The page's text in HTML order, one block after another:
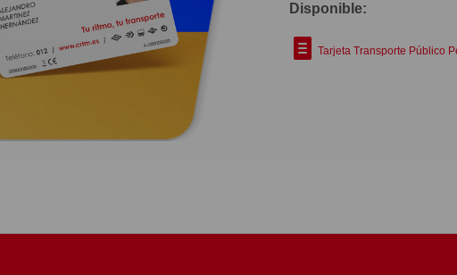
Disponible:
Tarjeta Transporte Público